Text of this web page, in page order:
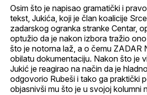
Osim što je napisao gramatički i
tekst, Jukića, koji je član koalicije
zadarskog ogranka stranke Centar,
optužio da je nakon izbora tražio
što je notorna laž, a o čemu ZADAR
obilatu dokumentaciju. Nakon što je
Jukić je reagirao na način da je
odgovorio Rubeši i tako ga praktički
objasnivši mu što je u svojoj kolumni